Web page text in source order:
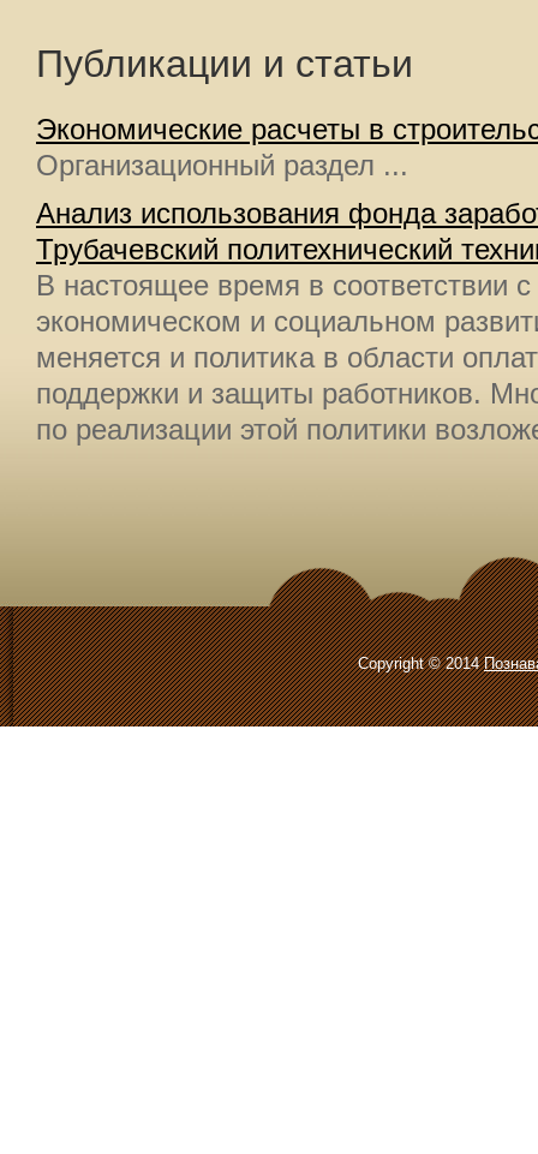
Публикации и статьи
Экономические расчеты в
Организационный раздел ...
Анализ использования фонда
Трубачевский политехнический
В настоящее время в соответствии
экономическом и социальном
меняется и политика в области
поддержки и защиты работников.
по реализации этой политики
Copyright © 2014